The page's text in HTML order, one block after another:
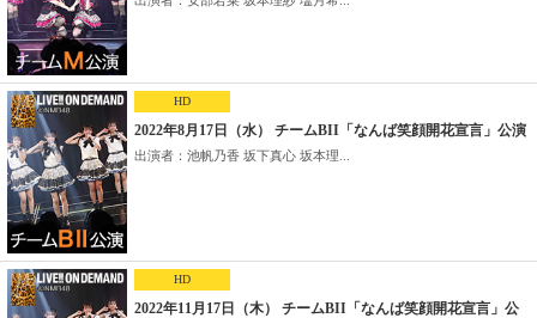
HD
2022年8月17日（水） チームBII「なんば笑顔開花宣言」公演
出演者：池帆乃香 坂下真心 坂本理...
HD
2022年11月17日（木） チームBII「なんば笑顔開花宣言」公